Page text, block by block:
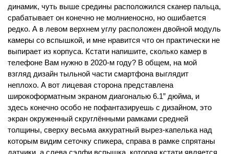
динамик, чуть выше средины расположился сканер пальца,
срабатывает он конечно не молниеносно, но ошибается
редко. А в левом верхнем углу расположен двойной модуль
камеры со вспышкой, и мне нравится что он практически не
выпирает из корпуса. Кстати напишите, сколько камер в
телефоне Вам нужно в 2020-м году? В общем, на мой
взгляд дизайн тыльной части смартфона выглядит
неплохо. А вот лицевая сторона представлена
широкоформатным экраном диагональю 6.1” дюйма, и
здесь конечно особо не пофантазируешь с дизайном, это
экран окруженный скруглёнными рамками средней
толщины, сверху весьма аккуратный вырез-капелька над
которым видим сеточку спикера, справа в рамке спрятаны